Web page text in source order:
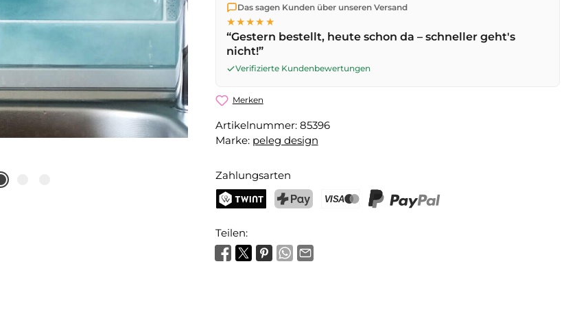
die Lieferung kostenlos. Bestellungen bis
noch am selben Tag versendet – Zustellung am
Werktagmit der Schweizerischen Post.
Das sagen Kunden über unseren Versand
★★★★★
“Gestern bestellt, heute schon da – schneller geht's
nicht!”
Verifizierte Kundenbewertungen
Merken
Artikelnummer: 85396
Marke: peleg design
Zahlungsarten
Teilen: